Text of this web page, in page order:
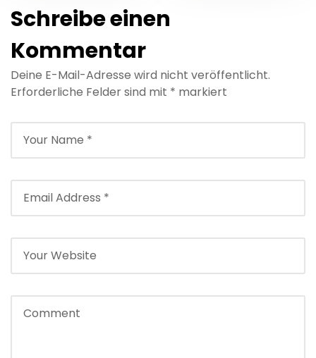
für Hotel Argana,
Agadir in der
Reisesaison 2025
Reisebegleiter
Schreibe einen
Kommentar
Deine E-Mail-Adresse wird nicht veröffentlicht.
Erforderliche Felder sind mit * markiert